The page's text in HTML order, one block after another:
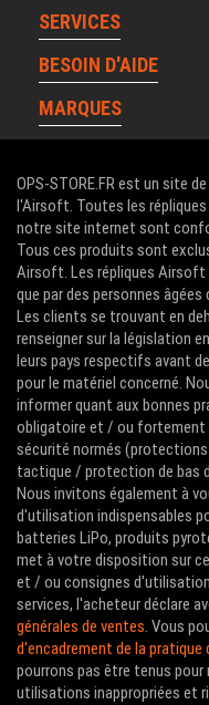
SERVICES
BESOIN D'AIDE
MARQUES
OPS-STORE.FR est un site
l'Airsoft. Toutes les
notre site internet sont
Tous ces produits sont
Airsoft. Les répliques Airsoft
que par des personnes
Les clients se trouvant en
renseigner sur la législation
leurs pays respectifs avant
pour le matériel concerné.
informer quant aux bonnes
obligatoire et / ou fortement
sécurité normés
tactique / protection de bas
Nous invitons également à
d'utilisation indispensables
batteries LiPo, produits
met à votre disposition sur
et / ou consignes
services, l'acheteur déclare
générales de ventes. Vous
d'encadrement de la
pourrons pas être tenus pour
utilisations inappropriées et